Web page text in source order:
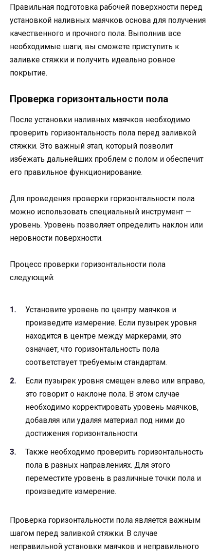
Правильная подготовка рабочей поверхности перед
установкой наливных маячков основа для получения
качественного и прочного пола. Выполнив все
необходимые шаги, вы сможете приступить к
заливке стяжки и получить идеально ровное
покрытие.
Проверка горизонтальности пола
После установки наливных маячков необходимо
проверить горизонтальность пола перед заливкой
стяжки. Это важный этап, который позволит
избежать дальнейших проблем с полом и обеспечит
его правильное функционирование.
Для проведения проверки горизонтальности пола
можно использовать специальный инструмент —
уровень. Уровень позволяет определить наклон или
неровности поверхности.
Процесс проверки горизонтальности пола
следующий:
Установите уровень по центру маячков и
произведите измерение. Если пузырек уровня
находится в центре между маркерами, это
означает, что горизонтальность пола
соответствует требуемым стандартам.
Если пузырек уровня смещен влево или вправо,
это говорит о наклоне пола. В этом случае
необходимо корректировать уровень маячков,
добавляя или удаляя материал под ними до
достижения горизонтальности.
Также необходимо проверить горизонтальность
пола в разных направлениях. Для этого
переместите уровень в различные точки пола и
произведите измерение.
Проверка горизонтальности пола является важным
шагом перед заливкой стяжки. В случае
неправильной установки маячков и неправильного